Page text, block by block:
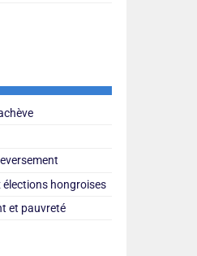
élections hongroises
et pauvreté